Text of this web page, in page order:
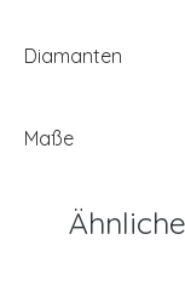
Diamanten
Maße